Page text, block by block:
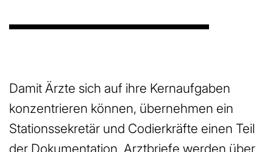
Damit Ärzte sich auf ihre Kernaufgaben
konzentrieren können, übernehmen ein
Stationssekretär und Codierkräfte einen Teil
der Dokumentation. Arztbriefe werden über